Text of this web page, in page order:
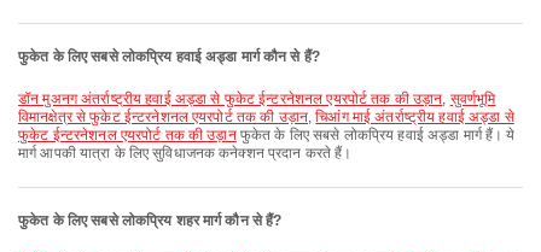
फुकेत के लिए सबसे लोकप्रिय हवाई अड्डा मार्ग कौन से हैं?
डॉन मुअनग अंतर्राष्ट्रीय हवाई अड्डा से फुकेट ईन्टरनेशनल एयरपोर्ट तक की उड़ान, सुवर्णभूमि
विमानक्षेत्र से फुकेट ईन्टरनेशनल एयरपोर्ट तक की उड़ान,चिआंग माई अंतर्राष्ट्रीय हवाई अड्डा से
फुकेट ईन्टरनेशनल एयरपोर्ट तक की उड़ानफुकेत के लिए सबसे लोकप्रिय हवाई अड्डा मार्ग हैं। ये
मार्ग आपकी यात्रा के लिए सुविधाजनक कनेक्शन प्रदान करते हैं।
फुकेत के लिए सबसे लोकप्रिय शहर मार्ग कौन से हैं?